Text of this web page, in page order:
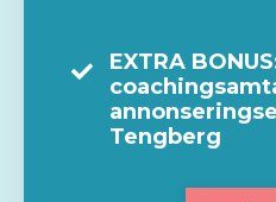
EXTRA
Tengberg